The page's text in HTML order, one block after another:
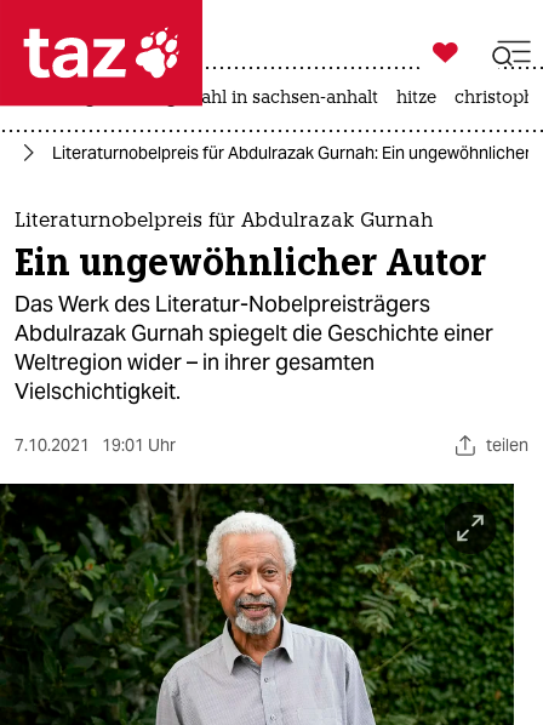
 taz zahl ich
taz zahl ich
themen
politik
öko
gesellschaft
kultur
sport
berlin
nord
wahrheit
verlag

taz zahl ich
landtagswahl in sachsen-anhalt hitze
Literaturnobelpreis für Abdulrazak Gurnah: Ein ungewöhnlicher
Literaturnobelpreis für Abdulrazak Gurnah
Ein ungewöhnlicher Autor
Das Werk des Literatur-Nobelpreisträgers
Abdulrazak Gurnah spiegelt die Geschichte einer
Weltregion wider – in ihrer gesamten
Vielschichtigkeit.
7.10.2021 19:01 Uhr teilen